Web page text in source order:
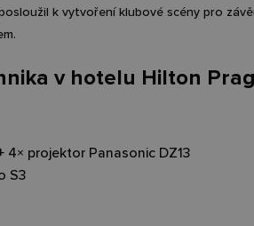
k vytvoření klubové scény pro
v hotelu Hilton
4× projektor Panasonic DZ13
S3